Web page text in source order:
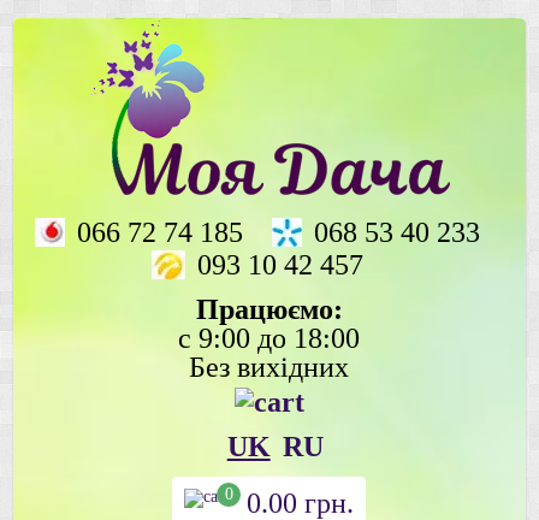
066 72 74 185
068 53 40 233
093 10 42 457
Працюємо:
с 9:00 до 18:00
Без вихідних
UK RU
0 0.00грн.